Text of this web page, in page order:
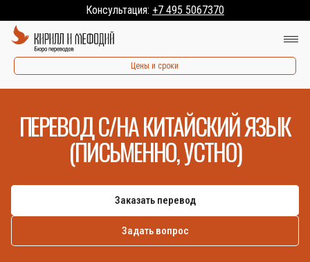
Консультация: +7 495 5067370
Цены и сроки
ПЕРЕВОД С/НА КИТАЙСКИЙ ЯЗЫК
(ПИСЬМЕННО, УСТНО)
Заказать перевод
Задать вопрос